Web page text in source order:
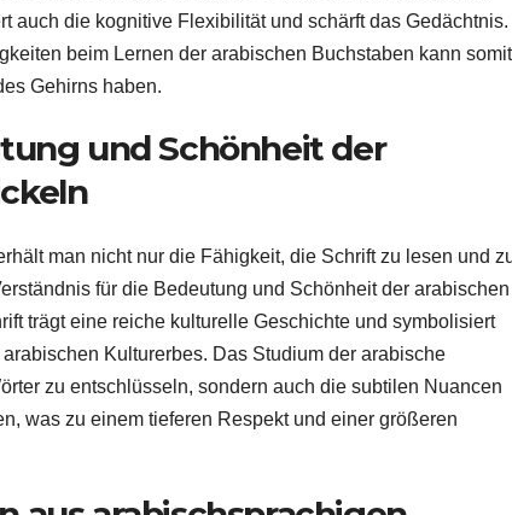
auch die kognitive Flexibilität und schärft das Gedächtnis.
beim Lernen der arabischen Buchstaben kann somit
Gehirns haben.
und Schönheit der
man nicht nur die Fähigkeit, die Schrift zu lesen und
für die Bedeutung und Schönheit der arabischen
trägt eine reiche kulturelle Geschichte und symbolisiert
Kulturerbes. Das Studium der arabische
zu entschlüsseln, sondern auch die subtilen Nuancen
was zu einem tieferen Respekt und einer größeren